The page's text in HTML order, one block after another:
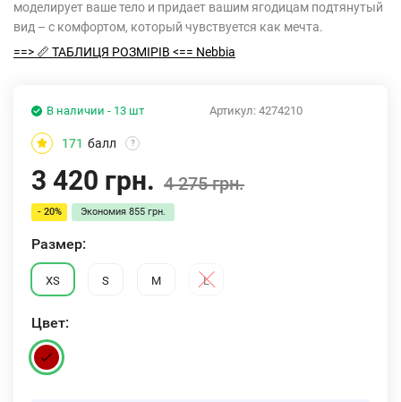
моделирует ваше тело и придает вашим ягодицам подтянутый
вид – с комфортом, который чувствуется как мечта.
==> 📏 ТАБЛИЦЯ РОЗМІРІВ <== Nebbia
Артикул: 4274210
В наличии - 13 шт
171 балл ?
3 420 грн. 4 275 грн.
- 20% Экономия 855 грн.
Размер:
XS S M L
Цвет: